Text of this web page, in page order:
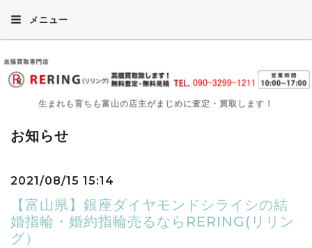
メニュー
生まれも育ちも富山の店主がまじめに査定・買取します！
お知らせ
2021/08/15 15:14
【富山県】銀座ダイヤモンドシライシの結
婚指輪・婚約指輪売るならRERING(リリン
グ）